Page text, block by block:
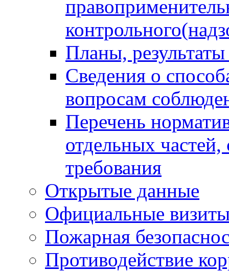
Планы,
Сведения о
вопросам
Перечень
отдельных
требования
Открытые данные
Официальные
Пожарная
Противодействие